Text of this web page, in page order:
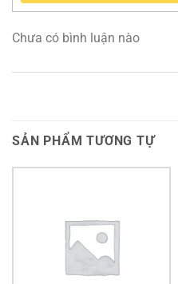
Chưa có bình luận nào
SẢN PHẨM TƯƠNG TỰ